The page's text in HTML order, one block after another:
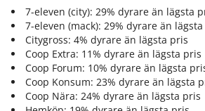
7-eleven (city): 29% dyrare än lägsta
7-eleven (mack): 29% dyrare än
Citygross: 4% dyrare än lägsta pris
Coop Extra: 11% dyrare än lägsta pris
Coop Forum: 10% dyrare än lägsta
Coop Konsum: 23% dyrare än lägsta
Coop Nära: 24% dyrare än lägsta pris